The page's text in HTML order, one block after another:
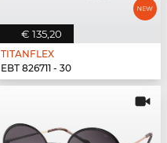
€ 135,20
TITANFLEX
EBT 826711 - 30